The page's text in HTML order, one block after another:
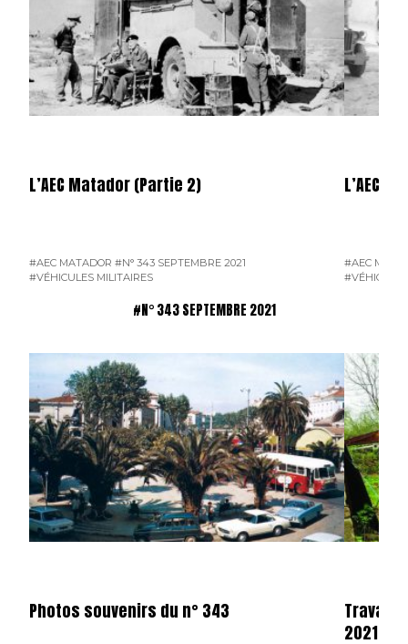
L’AEC Matador (Partie 2)
#AEC MATADOR #N° 343 SEPTEMBRE 2021
#VÉHICULES MILITAIRES
L’AEC
#AEC
#N° 343 SEPTEMBRE 2021
Photos souvenirs du n° 343
2021